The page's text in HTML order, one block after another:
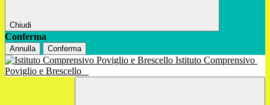
Chiudi
Conferma
Annulla Conferma
Istituto Comprensivo
Poviglio e Brescello